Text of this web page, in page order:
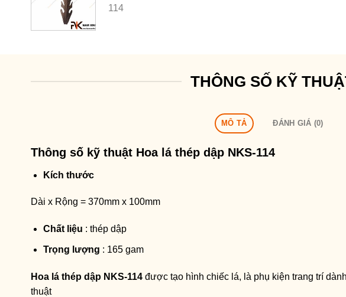
THÔNG SỐ KỸ
MÔ TẢ ĐÁNH GIÁ (0)
Thông số kỹ thuật Hoa lá thép dập NKS-114
Kích thước
Dài x Rộng = 370mm x 100mm
Chất liệu : thép dập
Trọng lượng : 165 gam
Hoa lá thép dập NKS-114 được tạo hình chiếc lá, là phụ kiện trang trí
thuật